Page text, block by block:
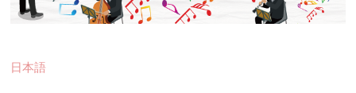
日本語